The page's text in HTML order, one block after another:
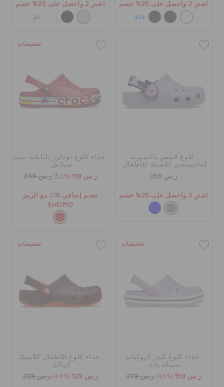
اشترِ 2 واحصل على 25% خصم
+30
اشترِ 2 واحصل على 25% خصم
+3
كلوغ لايتس باكسترب
إماجينيشن كلاسيك للأطفال
ر.س 259
اشترِ 2 واحصل على 25% خصم
تخفيضات
حذاء كلوغ تودلرز باياباند بينت
سبلاش
ر.س 119 (52%) ر.س 249
خصم إضافي 10٪ مع الرمز
SHOP10
تخفيضات
حذاء كلوغ كيدز كروكباند
سبيكد باند
ر.س 159 (43%) ر.س 279
تخفيضات
حذاء كلوغ للأطفال كلاسيك
كراكل
ر.س 129 (44%) ر.س 229